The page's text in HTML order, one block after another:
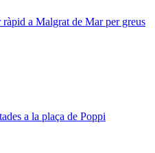
a Malgrat de Mar per greus
a la plaça de Poppi